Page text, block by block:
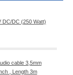
DC/DC (250 Watt)
cable 3,5mm
, Length 3m